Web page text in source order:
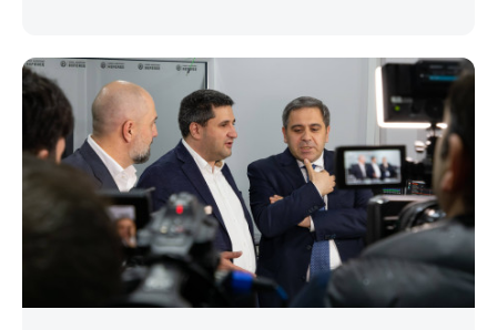
կանխավճարային սակագնային փաթեթից՝
առաջին ամիսն անվճար, երկրորդ ամսից սկսած
ամսավճարը կկազմի 2900 դրամ։ Փաթեթի
պայմաններին կարող եք ծանոթանալ այստեղ։